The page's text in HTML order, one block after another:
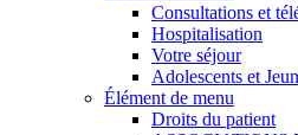
Consultations et
Hospitalisation
Votre séjour
Adolescents et
Élément de menu
Droits du patient